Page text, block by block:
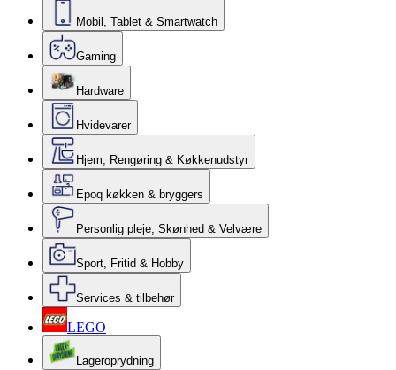
Mobil, Tablet & Smartwatch
Gaming
Hardware
Hvidevarer
Hjem, Rengøring & Køkkenudstyr
Epoq køkken & bryggers
Personlig pleje, Skønhed & Velvære
Sport, Fritid & Hobby
Services & tilbehør
LEGO
Lageroprydning